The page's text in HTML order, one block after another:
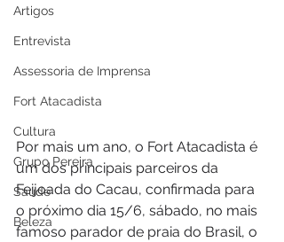
Artigos
Entrevista
Assessoria de Imprensa
Fort Atacadista
Cultura
Grupo Pereira
Saúde
Beleza
Por mais um ano, o Fort Atacadista é
um dos principais parceiros da
Feijoada do Cacau, confirmada para
o próximo dia 15/6, sábado, no mais
famoso parador de praia do Brasil, o